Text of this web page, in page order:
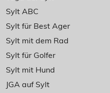
Sylt ABC
Sylt für Best Ager
Sylt mit dem Rad
Sylt für Golfer
Sylt mit Hund
JGA auf Sylt